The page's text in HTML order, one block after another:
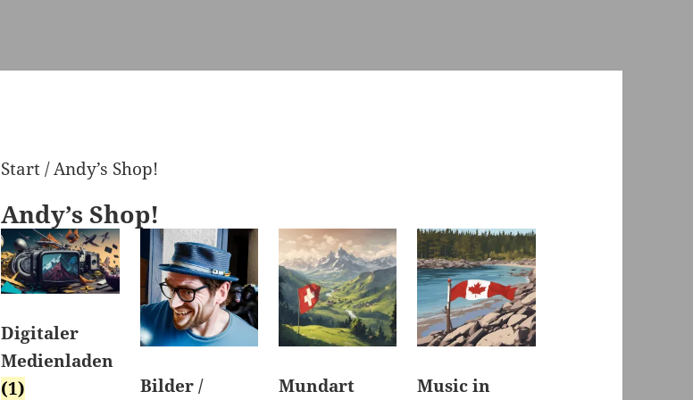
Start/ Andy’s Shop!
Andy’s Shop!
Digitaler
Medienladen
(1)
Bilder /
Mundart
Music in